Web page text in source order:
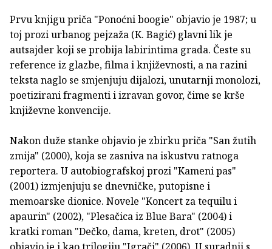
Prvu knjigu priča "Ponoćni boogie" objavio je 1987; u
toj prozi urbanog pejzaža (K. Bagić) glavni lik je
autsajder koji se probija labirintima grada. Česte su
reference iz glazbe, filma i književnosti, a na razini
teksta naglo se smjenjuju dijalozi, unutarnji monolozi,
poetizirani fragmenti i izravan govor, čime se krše
književne konvencije.
Nakon duže stanke objavio je zbirku priča "San žutih
zmija" (2000), koja se zasniva na iskustvu ratnoga
reportera. U autobiografskoj prozi "Kameni pas"
(2001) izmjenjuju se dnevničke, putopisne i
memoarske dionice. Novele "Koncert za tequilu i
apaurin" (2002), "Plesačica iz Blue Bara" (2004) i
kratki roman "Dečko, dama, kreten, drot" (2005)